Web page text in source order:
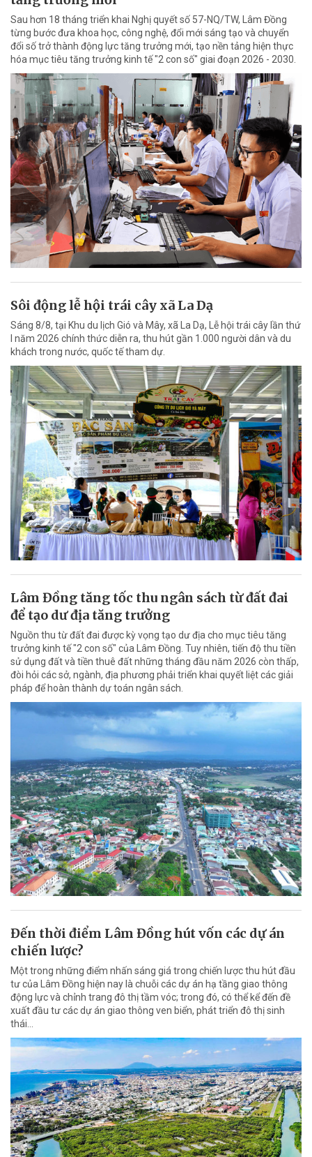
Sau hơn 18 tháng triển khai Nghị quyết số 57-NQ/TW, Lâm Đồng
từng bước đưa khoa học, công nghệ, đổi mới sáng tạo và chuyển
đổi số trở thành động lực tăng trưởng mới, tạo nền tảng hiện thực
hóa mục tiêu tăng trưởng kinh tế "2 con số" giai đoạn 2026 - 2030.
Sôi động lễ hội trái cây xã La Dạ
Sáng 8/8, tại Khu du lịch Gió và Mây, xã La Dạ, Lễ hội trái cây lần thứ
I năm 2026 chính thức diễn ra, thu hút gần 1.000 người dân và du
khách trong nước, quốc tế tham dự.
Lâm Đồng tăng tốc thu ngân sách từ đất đai
để tạo dư địa tăng trưởng
Nguồn thu từ đất đai được kỳ vọng tạo dư địa cho mục tiêu tăng
trưởng kinh tế "2 con số" của Lâm Đồng. Tuy nhiên, tiến độ thu tiền
sử dụng đất và tiền thuê đất những tháng đầu năm 2026 còn thấp,
đòi hỏi các sở, ngành, địa phương phải triển khai quyết liệt các giải
pháp để hoàn thành dự toán ngân sách.
Đến thời điểm Lâm Đồng hút vốn các dự án
chiến lược?
Một trong những điểm nhấn sáng giá trong chiến lược thu hút đầu
tư của Lâm Đồng hiện nay là chuỗi các dự án hạ tầng giao thông
động lực và chỉnh trang đô thị tầm vóc; trong đó, có thể kể đến đề
xuất đầu tư các dự án giao thông ven biển, phát triển đô thị sinh
thái…